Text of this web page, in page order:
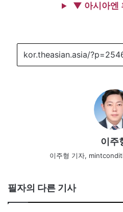
▼ 아시아엔
이주
이주형 기자,
필자의 다른 기사